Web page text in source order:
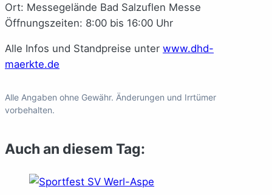
Ort: Messegelände Bad Salzuflen Messe
Öffnungszeiten: 8:00 bis 16:00 Uhr
Alle Infos und Standpreise unter www.dhd-
maerkte.de
Alle Angaben ohne Gewähr. Änderungen und Irrtümer
vorbehalten.
Auch an diesem Tag: